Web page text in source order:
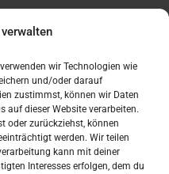
wir Technologien wie
und/oder darauf
zustimmst, können wir Daten
auf dieser Website verarbeiten.
oder zurückziehst, können
werden. Wir teilen
kann mit deiner
Interesses erfolgen, dem du
Njemačka?